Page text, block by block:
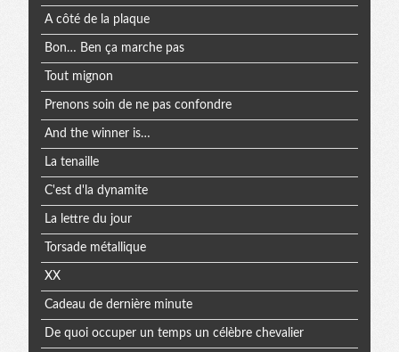
A côté de la plaque
Bon… Ben ça marche pas
Tout mignon
Prenons soin de ne pas confondre
And the winner is…
La tenaille
C'est d'la dynamite
La lettre du jour
Torsade métallique
XX
Cadeau de dernière minute
De quoi occuper un temps un célèbre chevalier